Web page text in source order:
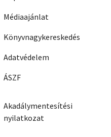
Médiaajánlat
Könyvnagykereskedés
Adatvédelem
ÁSZF
Akadálymentesítési
nyilatkozat